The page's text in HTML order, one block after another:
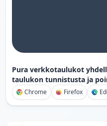
Pura verkkotaulukot
taulukon tunnistusta ja
Chrome Firefox